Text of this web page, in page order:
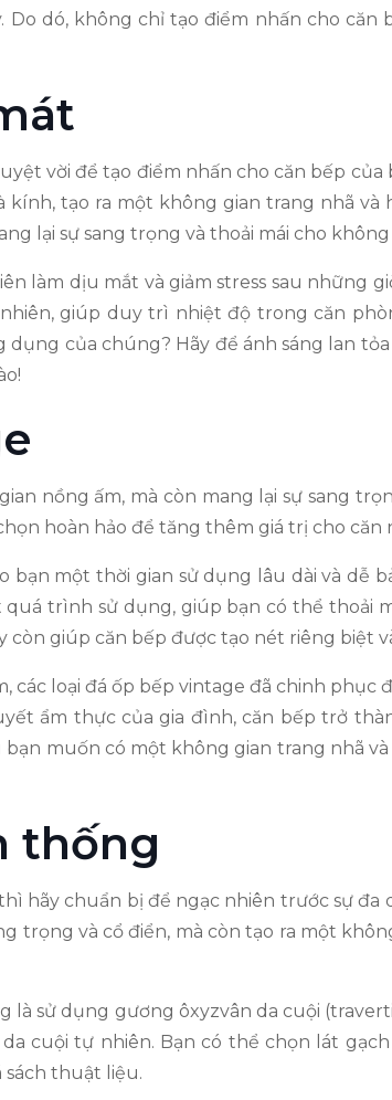
dó, không chỉ tạo điểm nhấn cho căn
vời để tạo điểm nhấn cho căn bếp của
tạo ra một không gian trang nhã và
lại sự sang trọng và thoải mái cho
làm dịu mắt và giảm stress sau những
giúp duy trì nhiệt độ trong căn
của chúng? Hãy để ánh sáng lan
nồng ấm, mà còn mang lại sự sang
hoàn hảo để tăng thêm giá trị cho căn
bạn một thời gian sử dụng lâu dài và dễ
trình sử dụng, giúp bạn có thể thoải
còn giúp căn bếp được tạo nét riêng biệt
loại đá ốp bếp vintage đã chinh phục
ẩm thực của gia đình, căn bếp trở
muốn có một không gian trang nhã và
thống
hãy chuẩn bị để ngạc nhiên trước sự đa
trọng và cổ điển, mà còn tạo ra một
sử dụng gương ôxyzvân da cuội
cuội tự nhiên. Bạn có thể chọn lát
sách thuật liệu.